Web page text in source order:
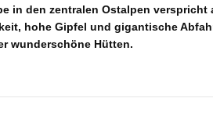
in den zentralen Ostalpen verspricht
hohe Gipfel und gigantische
wunderschöne Hütten.